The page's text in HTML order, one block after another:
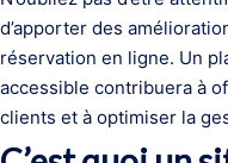
d’apporter des
réservation en ligne. Un
accessible contribuera à
clients et à optimiser la